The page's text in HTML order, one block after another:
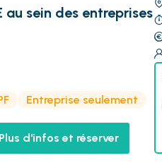
au sein des entreprises
Entreprise seulement
Plus d'infos et réserver